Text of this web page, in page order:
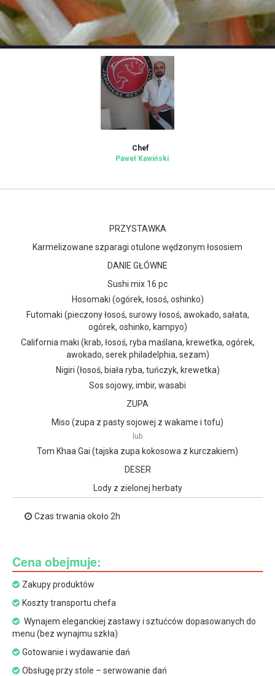
Chef
Paweł Kawiński
PRZYSTAWKA
Karmelizowane szparagi otulone wędzonym łososiem
DANIE GŁÓWNE
Sushi mix 16 pc
Hosomaki (ogórek, łosoś, oshinko)
Futomaki (pieczony łosoś, surowy łosoś, awokado, sałata,
ogórek, oshinko, kampyo)
California maki (krab, łosoś, ryba maślana, krewetka, ogórek,
awokado, serek philadelphia, sezam)
Nigiri (łosoś, biała ryba, tuńczyk, krewetka)
Sos sojowy, imbir, wasabi
ZUPA
Miso (zupa z pasty sojowej z wakame i tofu)
lub
Tom Khaa Gai (tajska zupa kokosowa z kurczakiem)
DESER
Lody z zielonej herbaty
Czas trwania około 2h
Cena obejmuje:
Zakupy produktów
Koszty transportu chefa
Wynajem eleganckiej zastawy i sztućców dopasowanych do
menu (bez wynajmu szkła)
Gotowanie i wydawanie dań
Obsługę przy stole – serwowanie dań